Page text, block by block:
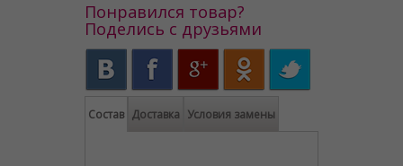
Понравился товар?
Поделись с друзьями
Состав Доставка Условия замены